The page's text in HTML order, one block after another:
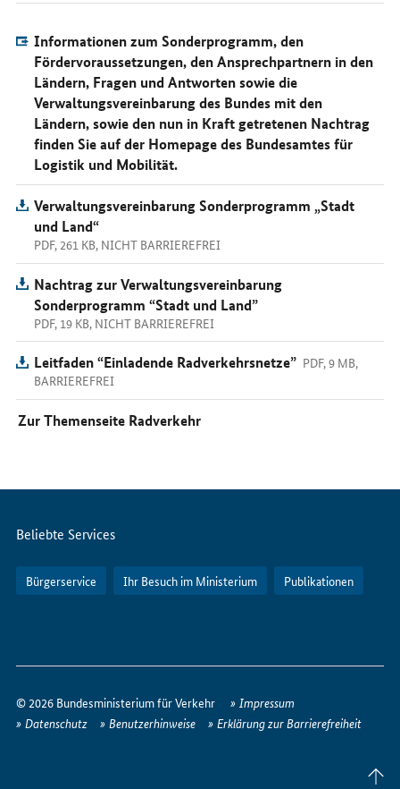
Informationen zum Sonderprogramm, den
Fördervoraussetzungen, den Ansprechpartnern in den
Ländern, Fragen und Antworten sowie die
Verwaltungsvereinbarung des Bundes mit den
Ländern, sowie den nun in Kraft getretenen Nachtrag
finden Sie auf der Homepage des Bundesamtes für
Logistik und Mobilität.
Verwaltungsvereinbarung Sonderprogramm „Stadt
und Land“
PDF, 261 KB, NICHT BARRIEREFREI
Nachtrag zur Verwaltungsvereinbarung
Sonderprogramm “Stadt und Land”
PDF, 19 KB, NICHT BARRIEREFREI
Leitfaden “Einladende Radverkehrsnetze” PDF, 9 MB,
BARRIEREFREI
Zur Themenseite Radverkehr
Servicemenü
Beliebte Services
Bürgerservice Ihr Besuch im Ministerium Publikationen
erreichen
Sie
© 2026 Bundesministerium für Verkehr
Impressum
Datenschutz
Benutzerhinweise Erklärung zur Barrierefreiheit